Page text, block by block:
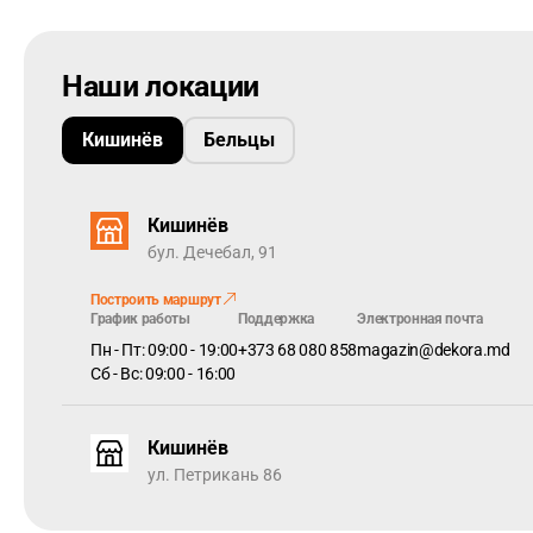
Красивый, натуральный внешний вид дерева
словно сделан из натуральной древесины.
Наши локации
Кишинёв Бельцы
Кишинёв
бул. Дечебал, 91
Построить маршрут
График работы
Пн - Пт: 09:00 - 19:00
Сб - Вс: 09:00 - 16:00
Поддержка
+373 68 080 858
Электронная почта
magazin@dekora.md
Кишинёв
ул. Петрикань 86